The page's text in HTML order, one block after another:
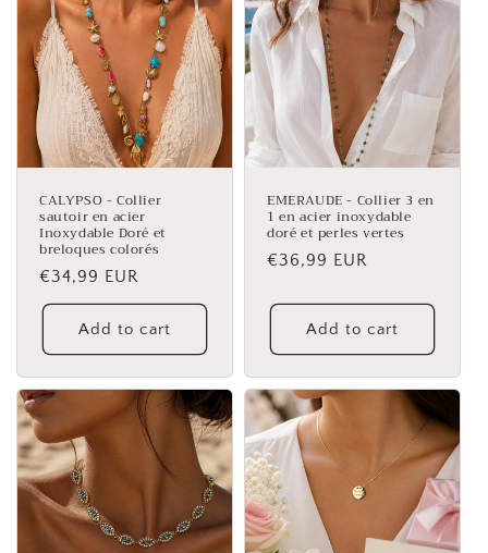
CALYPSO - Collier
sautoir en acier
Inoxydable Doré et
breloques colorés
Regular
price
€34,99 EUR
Add to cart
EMERAUDE - Collier 3 en
1 en acier inoxydable
doré et perles vertes
Regular
€36,99 EUR
Add to cart